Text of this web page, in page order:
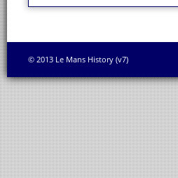
© 2013 Le Mans History (v7)